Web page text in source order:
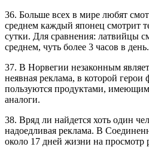
36. Больше всех в мире любят
среднем каждый японец смотрит
сутки. Для сравнения: латвийцы
среднем, чуть более 3 часов в день.
37. В Норвегии незаконным
неявная реклама, в которой
пользуются продуктами,
аналоги.
38. Вряд ли найдется хоть один
надоедливая реклама. В
около 17 дней жизни на просмотр